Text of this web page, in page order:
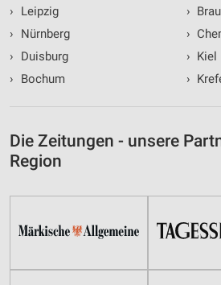
›
Leipzig
›
Nürnberg
›
Duisburg
›
Bochum
›
›
› Kiel
›
Die Zeitungen - unsere
Region